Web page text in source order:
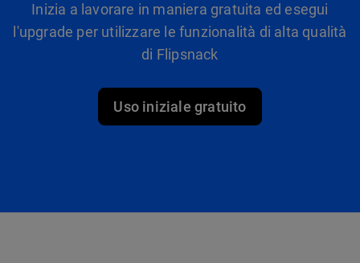
Inizia a lavorare in maniera gratuita ed esegui
l'upgrade per utilizzare le funzionalità di alta qualità
di Flipsnack
Uso iniziale gratuito